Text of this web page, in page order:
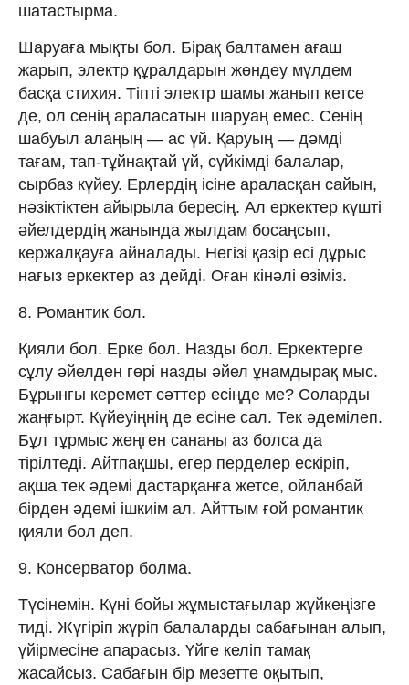
шатастырма.
Шаруаға мықты бол. Бірақ балтамен ағаш
жарып, электр құралдарын жөндеу мүлдем
басқа стихия. Тіпті электр шамы жанып кетсе
де, ол сенің араласатын шаруаң емес. Сенің
шабуыл алаңың — ас үй. Қаруың — дәмді
тағам, тап-тұйнақтай үй, сүйкімді балалар,
сырбаз күйеу. Ерлердің ісіне араласқан сайын,
нәзіктіктен айырыла бересің. Ал еркектер күшті
әйелдердің жанында жылдам босаңсып,
кержалқауға айналады. Негізі қазір есі дұрыс
нағыз еркектер аз дейді. Оған кінәлі өзіміз.
8. Романтик бол.
Қияли бол. Ерке бол. Назды бол. Еркектерге
сұлу әйелден гөрі назды әйел ұнамдырақ мыс.
Бұрынғы керемет сәттер есіңде ме? Соларды
жаңғырт. Күйеуіңнің де есіне сал. Тек әдемілеп.
Бұл тұрмыс жеңген сананы аз болса да
тірілтеді. Айтпақшы, егер перделер ескіріп,
ақша тек әдемі дастарқанға жетсе, ойланбай
бірден әдемі ішкиім ал. Айттым ғой романтик
қияли бол деп.
9. Консерватор болма.
Түсінемін. Күні бойы жұмыстағылар жүйкеңізге
тиді. Жүгіріп жүріп балаларды сабағынан алып,
үйірмесіне апарасыз. Үйге келіп тамақ
жасайсыз. Сабағын бір мезетте оқытып,